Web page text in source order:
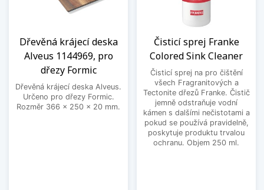
Dřevěná krájecí deska
Alveus 1144969, pro
dřezy Formic
Dřevěná krájecí deska Alveus.
Určeno pro dřezy Formic.
Rozměr 366 x 250 x 20 mm.
Čisticí sprej Franke
Colored Sink Cleaner
Čisticí sprej na pro čištění
všech Fragranitových a
Tectonite dřezů Franke. Čistič
jemně odstraňuje vodní
kámen s dalšími nečistotami a
pokud se používá pravidelně,
poskytuje produktu trvalou
ochranu. Objem 250 ml.